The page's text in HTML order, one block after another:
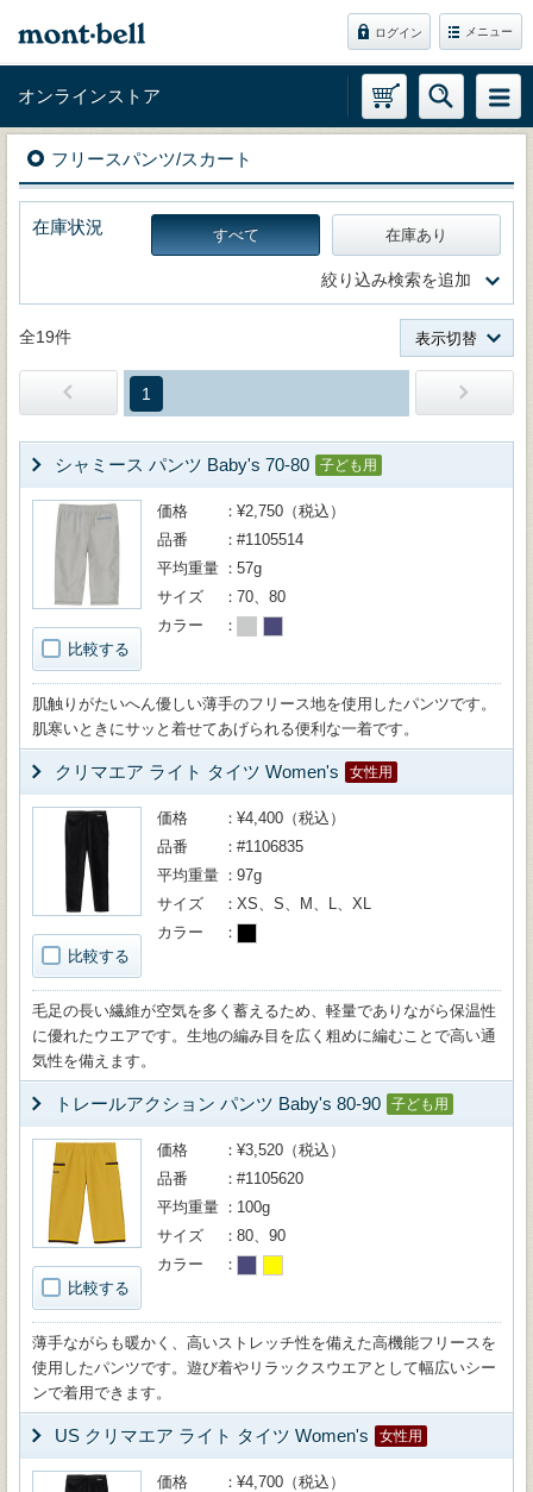
ログイン メニュー
オンラインストア
フリースパンツ/スカート
在庫状況 すべて 在庫あり
絞り込み検索を追加
全19件 表示切替
1
シャミース パンツ Baby's 70-80 子ども用
比較する
価格
¥2,750（税込）
品番
#1105514
平均重量
57g
サイズ
70、80
カラー
肌触りがたいへん優しい薄手のフリース地を使用したパンツです。
肌寒いときにサッと着せてあげられる便利な一着です。
クリマエア ライト タイツ Women's 女性用
比較する
価格
¥4,400（税込）
品番
#1106835
平均重量
97g
サイズ
XS、S、M、L、XL
カラー
毛足の長い繊維が空気を多く蓄えるため、軽量でありながら保温性
に優れたウエアです。生地の編み目を広く粗めに編むことで高い通
気性を備えます。
トレールアクション パンツ Baby's 80-90 子ども用
比較する
価格
¥3,520（税込）
品番
#1105620
平均重量
100g
サイズ
80、90
カラー
薄手ながらも暖かく、高いストレッチ性を備えた高機能フリースを
使用したパンツです。遊び着やリラックスウエアとして幅広いシー
ンで着用できます。
US クリマエア ライト タイツ Women's 女性用
価格
¥4,700（税込）